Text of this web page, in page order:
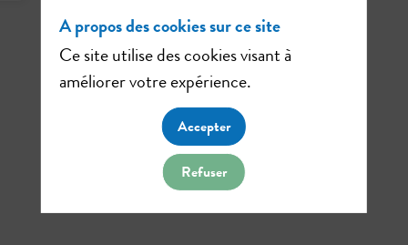
A propos des cookies sur ce site
Ce site utilise des cookies visant à
améliorer votre expérience.
Accepter
Refuser